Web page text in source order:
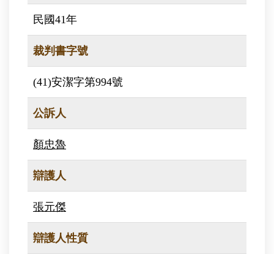
民國41年
裁判書字號
(41)安潔字第994號
公訴人
顏忠魯
辯護人
張元傑
辯護人性質